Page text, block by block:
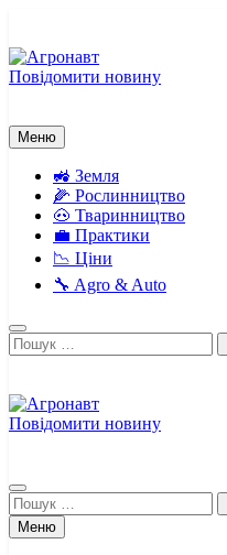
вмісту
Повідомити новину
Меню
🚜 Земля
🌽 Рослинництво
🐽 Тваринництво
💼 Практики
📉 Ціни
🔧 Agro & Auto
Пошук:
Повідомити новину
Пошук:
Меню